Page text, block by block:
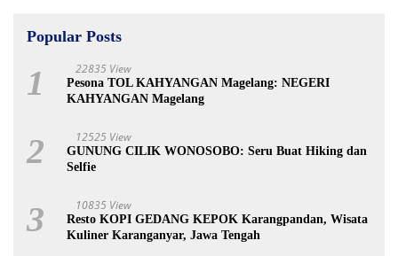
Popular Posts
1 22835 View
Pesona TOL KAHYANGAN Magelang: NEGERI
KAHYANGAN Magelang
2 12525 View
GUNUNG CILIK WONOSOBO: Seru Buat Hiking dan
Selfie
3 10835 View
Resto KOPI GEDANG KEPOK Karangpandan, Wisata
Kuliner Karanganyar, Jawa Tengah